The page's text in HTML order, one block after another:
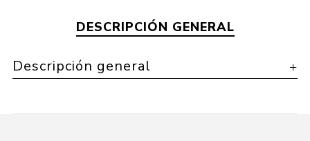
DESCRIPCIÓN GENERAL
Descripción general